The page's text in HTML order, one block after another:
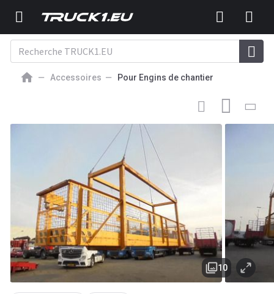
Accessoires Pour Engins de chantier
YKE / Hogendoorn
10